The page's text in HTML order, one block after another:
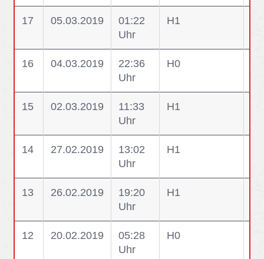
17 05.03.2019
01:22
Uhr
H1
16 04.03.2019
22:36
Uhr
H0
15 02.03.2019
11:33
Uhr
H1
14 27.02.2019
13:02
Uhr
H1
13 26.02.2019
19:20
Uhr
H1
12 20.02.2019
05:28
Uhr
H0